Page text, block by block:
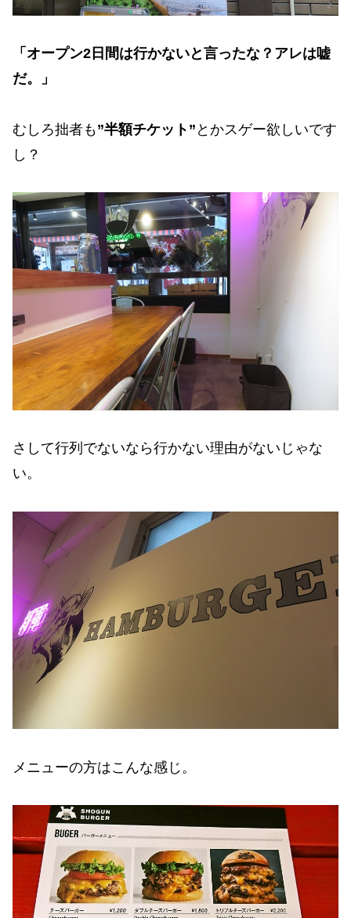
「オープン2日間は行かないと言ったな？アレは嘘
だ。」
むしろ拙者も”半額チケット” とかスゲー欲しいです
し？
さして行列でないなら行かない理由がないじゃな
い。
メニューの方はこんな感じ。